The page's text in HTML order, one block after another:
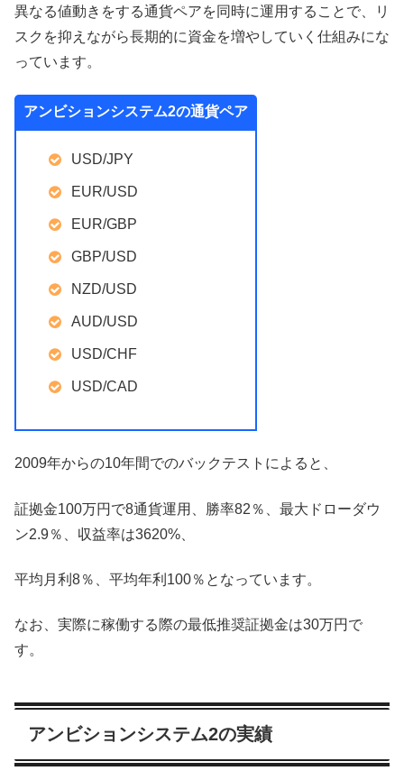
異なる値動きをする通貨ペアを同時に運用することで、リ
スクを抑えながら長期的に資金を増やしていく仕組みにな
っています。
アンビションシステム2の通貨ペア
USD/JPY
EUR/USD
EUR/GBP
GBP/USD
NZD/USD
AUD/USD
USD/CHF
USD/CAD
2009年からの10年間でのバックテストによると、
証拠金100万円で8通貨運用、勝率82％、最大ドローダウ
ン2.9％、収益率は3620%、
平均月利8％、平均年利100％となっています。
なお、実際に稼働する際の最低推奨証拠金は30万円で
す。
アンビションシステム2の実績